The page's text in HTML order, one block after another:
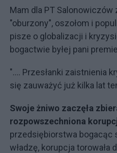
Mam dla PT Salonowiczów
"oburzony", oszołom i
pisze o globalizacji i
bogactwie byłej pani
".... Przesłanki zaistnienia
się zauważyć już kilka lat
Swoje żniwo zaczęła
rozpowszechniona
przedsiębiorstwa bogacąc
władzę, korupcja torowała